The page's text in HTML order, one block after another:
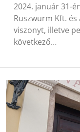
2024. január 31-
Ruszwurm Kft.
viszonyt, illetve
következő…